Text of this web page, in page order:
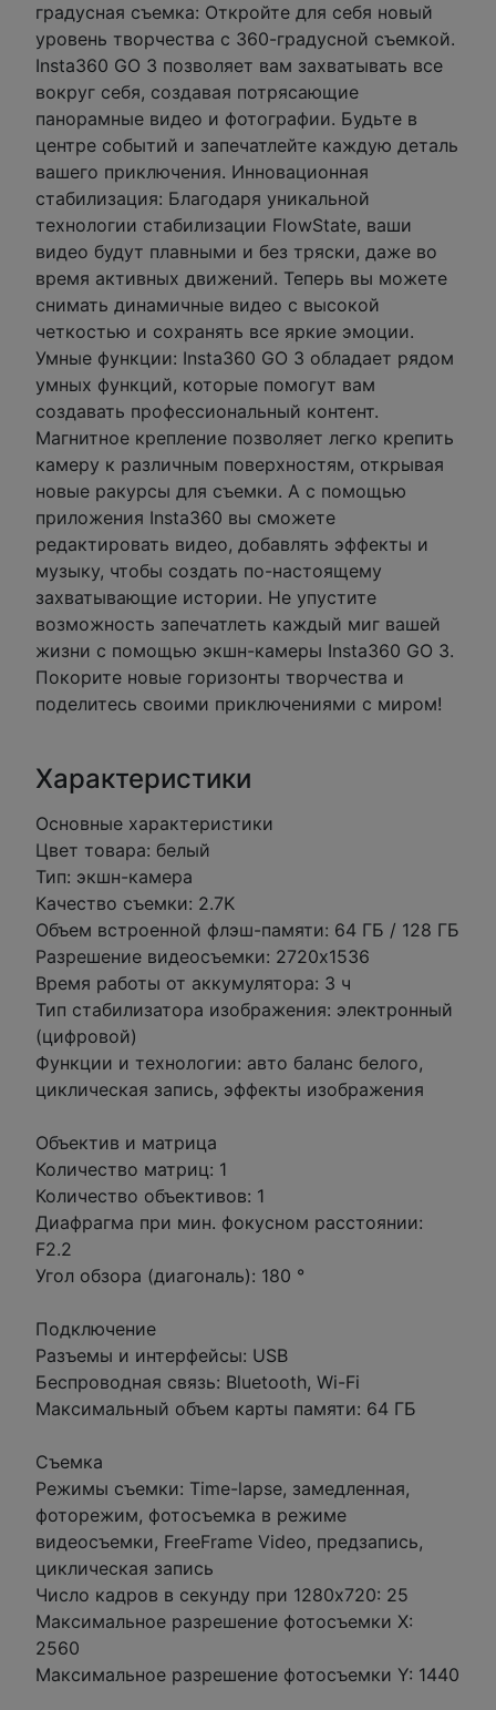
градусная съемка: Откройте для себя новый
уровень творчества с 360-градусной съемкой.
Insta360 GO 3 позволяет вам захватывать все
вокруг себя, создавая потрясающие
панорамные видео и фотографии. Будьте в
центре событий и запечатлейте каждую деталь
вашего приключения. Инновационная
стабилизация: Благодаря уникальной
технологии стабилизации FlowState, ваши
видео будут плавными и без тряски, даже во
время активных движений. Теперь вы можете
снимать динамичные видео с высокой
четкостью и сохранять все яркие эмоции.
Умные функции: Insta360 GO 3 обладает рядом
умных функций, которые помогут вам
создавать профессиональный контент.
Магнитное крепление позволяет легко крепить
камеру к различным поверхностям, открывая
новые ракурсы для съемки. А с помощью
приложения Insta360 вы сможете
редактировать видео, добавлять эффекты и
музыку, чтобы создать по-настоящему
захватывающие истории. Не упустите
возможность запечатлеть каждый миг вашей
жизни с помощью экшн-камеры Insta360 GO 3.
Покорите новые горизонты творчества и
поделитесь своими приключениями с миром!
Характеристики
Основные характеристики
Цвет товара: белый
Тип: экшн-камера
Качество съемки: 2.7K
Объем встроенной флэш-памяти: 64 ГБ / 128 ГБ
Разрешение видеосъемки: 2720x1536
Время работы от аккумулятора: 3 ч
Тип стабилизатора изображения: электронный
(цифровой)
Функции и технологии: авто баланс белого,
циклическая запись, эффекты изображения
Объектив и матрица
Количество матриц: 1
Количество объективов: 1
Диафрагма при мин. фокусном расстоянии:
F2.2
Угол обзора (диагональ): 180 °
Подключение
Разъемы и интерфейсы: USB
Беспроводная связь: Bluetooth, Wi-Fi
Максимальный объем карты памяти: 64 ГБ
Съемка
Режимы съемки: Time-lapse, замедленная,
фоторежим, фотосъемка в режиме
видеосъемки, FreeFrame Video, предзапись,
циклическая запись
Число кадров в секунду при 1280х720: 25
Максимальное разрешение фотосъемки X:
2560
Максимальное разрешение фотосъемки Y: 1440